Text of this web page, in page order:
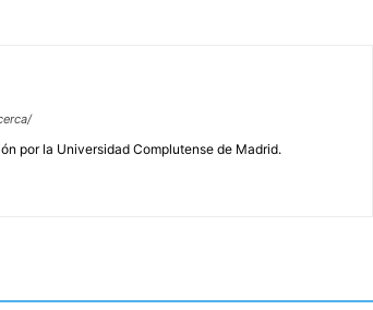
por la Universidad Complutense de Madrid.